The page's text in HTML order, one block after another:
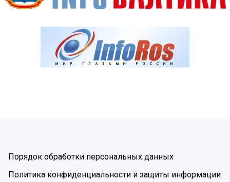
Порядок обработки персональных данных
Политика конфиденциальности и защиты информации